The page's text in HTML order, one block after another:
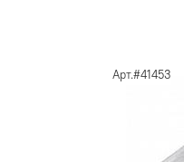
Арт.#41453